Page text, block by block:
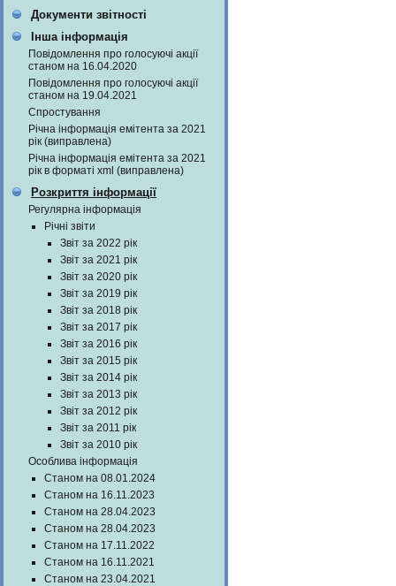
Документи звітності
Інша інформація
Повідомлення про голосуючі акції
станом на 16.04.2020
Повідомлення про голосуючі акції
станом на 19.04.2021
Спростування
Річна інформація емітента за 2021
рік (виправлена)
Річна інформація емітента за 2021
рік в форматі xml (виправлена)
Розкриття інформації
Регулярна інформація
Річні звіти
Звіт за 2022 рік
Звіт за 2021 рік
Звіт за 2020 рік
Звіт за 2019 рік
Звіт за 2018 рік
Звіт за 2017 рік
Звіт за 2016 рік
Звіт за 2015 рік
Звіт за 2014 рік
Звіт за 2013 рік
Звіт за 2012 рік
Звіт за 2011 рік
Звіт за 2010 рік
Особлива інформація
Станом на 08.01.2024
Станом на 16.11.2023
Станом на 28.04.2023
Станом на 28.04.2023
Станом на 17.11.2022
Станом на 16.11.2021
Станом на 23.04.2021